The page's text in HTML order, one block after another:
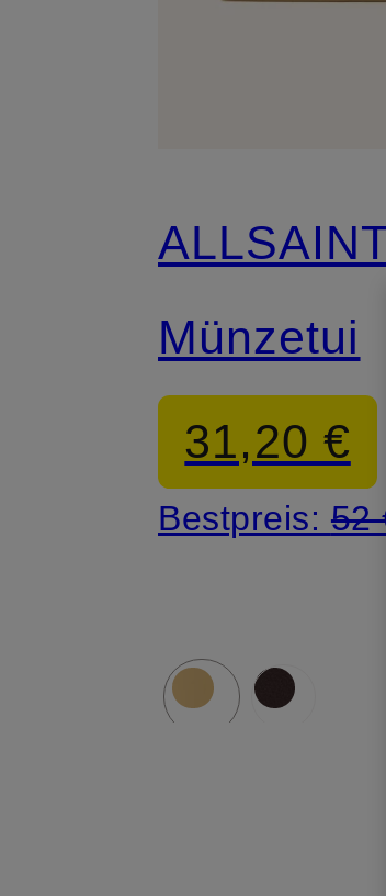
Münzetui
31,20 €
Bestpreis: 52